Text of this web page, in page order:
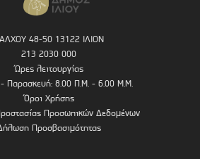
48-50 13122 ΙΛΙΟΝ
213 2030 000
Ώρες λειτουργίας
Παρασκευή: 8.00 Π.Μ. - 6.00 Μ.Μ.
Όροι Χρήσης
Προσωπικών Δεδομένων
Προσβασιμότητας